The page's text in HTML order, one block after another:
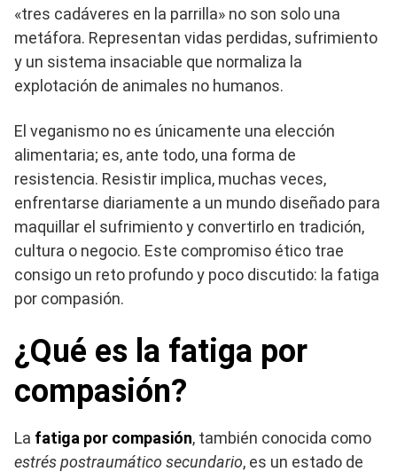
«tres cadáveres en la parrilla» no son solo una
metáfora. Representan vidas perdidas, sufrimiento
y un sistema insaciable que normaliza la
explotación de animales no humanos.
El veganismo no es únicamente una elección
alimentaria; es, ante todo, una forma de
resistencia. Resistir implica, muchas veces,
enfrentarse diariamente a un mundo diseñado para
maquillar el sufrimiento y convertirlo en tradición,
cultura o negocio. Este compromiso ético trae
consigo un reto profundo y poco discutido: la fatiga
por compasión.
¿Qué es la fatiga por
compasión?
La fatiga por compasión, también conocida como
estrés postraumático secundario, es un estado de